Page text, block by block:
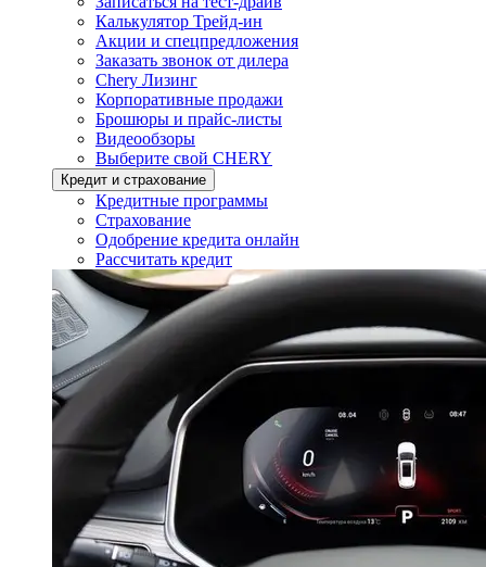
Калькулятор Трейд-ин
Акции и спецпредложения
Заказать звонок от дилера
Chery Лизинг
Корпоративные продажи
Брошюры и прайс-листы
Видеообзоры
Выберите свой CHERY
Кредит и страхование
Кредитные программы
Страхование
Одобрение кредита онлайн
Рассчитать кредит